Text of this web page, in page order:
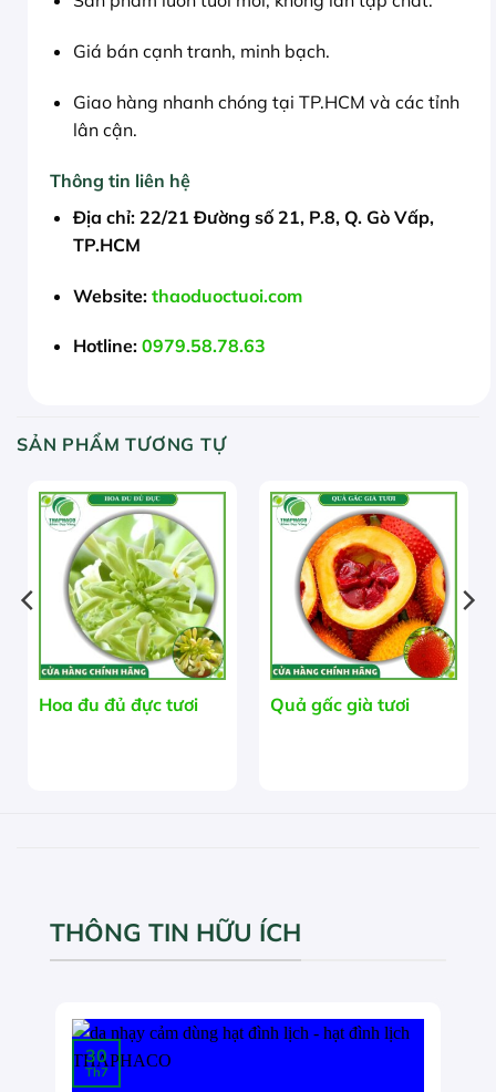
Giá bán cạnh tranh, minh bạch.
Giao hàng nhanh chóng tại TP.HCM và các tỉnh
lân cận.
Thông tin liên hệ
Địa chỉ: 22/21 Đường số 21, P.8, Q. Gò Vấp,
TP.HCM
Website: thaoduoctuoi.com
Hotline: 0979.58.78.63
SẢN PHẨM TƯƠNG TỰ
Hoa đu đủ đực tươi
HẾT HÀNG
Quả gấc già tươi
THÔNG TIN HỮU ÍCH
30
Th7